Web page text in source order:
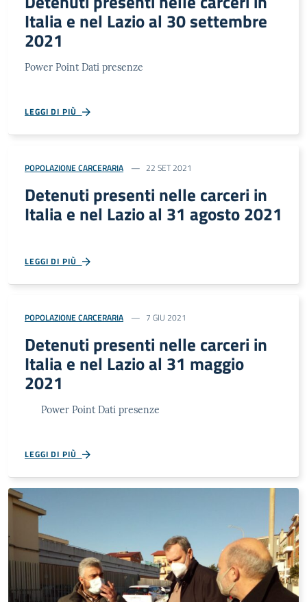
Italia e nel Lazio al 30 settembre
2021
Power Point Dati presenze
LEGGI DI PIÙ
POPOLAZIONE CARCERARIA 22 SET 2021
Detenuti presenti nelle carceri in
Italia e nel Lazio al 31 agosto 2021
LEGGI DI PIÙ
POPOLAZIONE CARCERARIA 7 GIU 2021
Detenuti presenti nelle carceri in
Italia e nel Lazio al 31 maggio
2021
Power Point Dati presenze
LEGGI DI PIÙ